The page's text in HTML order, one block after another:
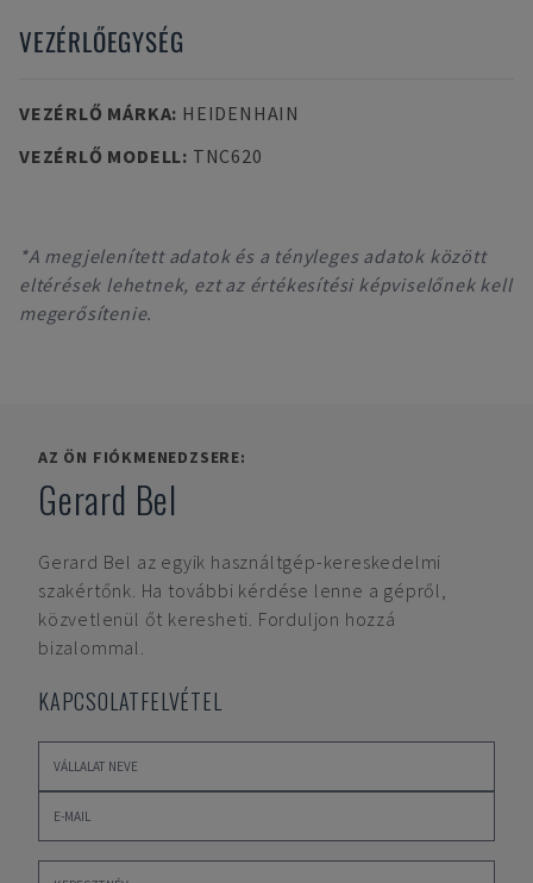
VEZÉRLŐEGYSÉG
VEZÉRLŐ MÁRKA: HEIDENHAIN
VEZÉRLŐ MODELL: TNC620
*A megjelenített adatok és a tényleges adatok között
eltérések lehetnek, ezt az értékesítési képviselőnek kell
megerősítenie.
AZ ÖN FIÓKMENEDZSERE:
Gerard Bel
Gerard Bel az egyik használtgép-kereskedelmi
szakértőnk. Ha további kérdése lenne a gépről,
közvetlenül őt keresheti. Forduljon hozzá
bizalommal.
KAPCSOLATFELVÉTEL